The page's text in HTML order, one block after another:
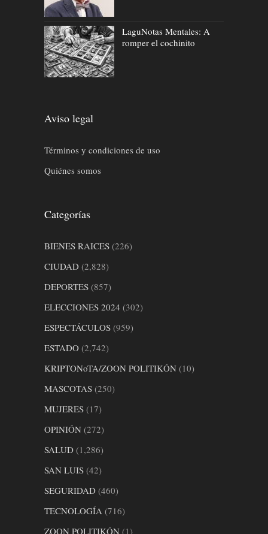
LaguNotas Mentales: A
romper el cochinito
Aviso legal
Términos y condiciones de uso
Quiénes somos
Categorías
BIENES RAICES (226)
CIUDAD (2,828)
DEPORTES (857)
ELECCIONES 2024 (302)
ESPECTÁCULOS (959)
ESTADO (2,742)
KRIPTONoTA/ZOON POLITIKÓN (10)
MASCOTAS (250)
MUJERES (17)
OPINIÓN (272)
SALUD (1,286)
SAN LUIS (42)
SEGURIDAD (460)
TECNOLOGÍA (716)
ZOON POLITIKÓN (1)